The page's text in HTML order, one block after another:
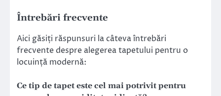
Întrebări frecvente
Aici găsiți răspunsuri la câteva întrebări
frecvente despre alegerea tapetului pentru o
locuință modernă:
Ce tip de tapet este cel mai potrivit pentru